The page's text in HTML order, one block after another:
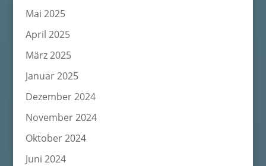
Mai 2025
April 2025
März 2025
Januar 2025
Dezember 2024
November 2024
Oktober 2024
Juni 2024